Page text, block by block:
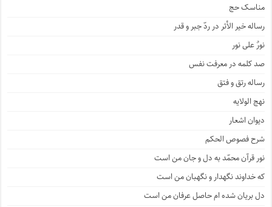
مناسک حج
رساله خیر الأثر در ردّ جبر و قدر
نورٌ علی نور
صد کلمه در معرفت نفس
رساله رتق و فتق
نهج الولایه
دیوان اشعار
شرح فصوص الحکم
نور قرآن محمّد به دل و جان من است
که خداوند نگهدار و نگهبان من است
دل بریان شده ام حاصل عرفان من است